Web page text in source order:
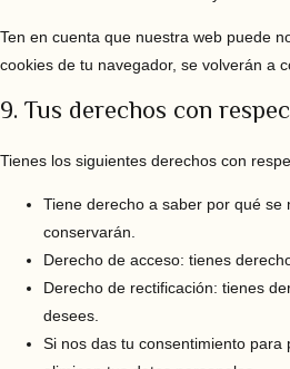
Ten en cuenta que nuestra web puede
cookies de tu navegador, se volverán a
9. Tus derechos con
Tienes los siguientes derechos con
Tiene derecho a saber por qué
conservarán.
Derecho de acceso: tienes
Derecho de rectificación: tienes
desees.
Si nos das tu consentimiento